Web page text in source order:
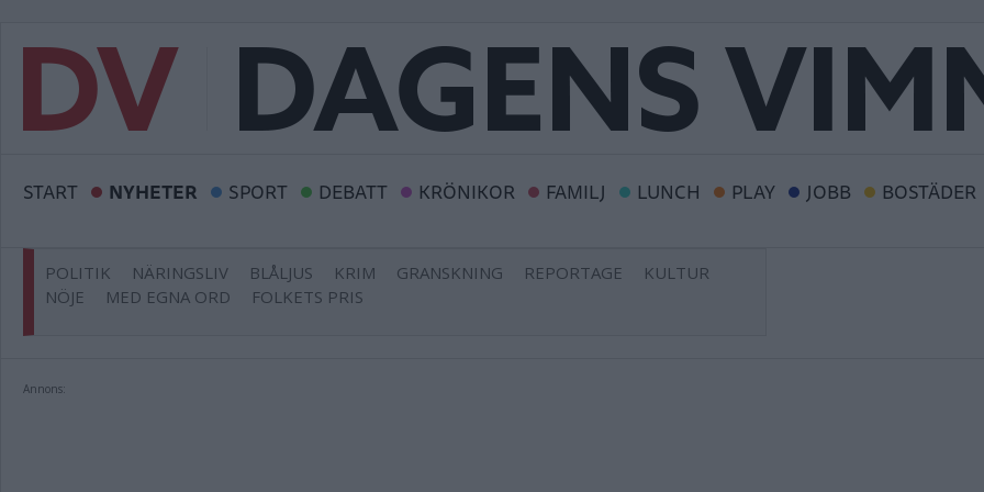
START NYHETER SPORT DEBATT KRÖNIKOR FAMILJ LUNCH PLAY JOBB BOSTÄDER
POLITIK NÄRINGSLIV BLÅLJUS KRIM GRANSKNING REPORTAGE
KULTUR
NÖJE
MED EGNA ORD FOLKETS PRIS
Annons: